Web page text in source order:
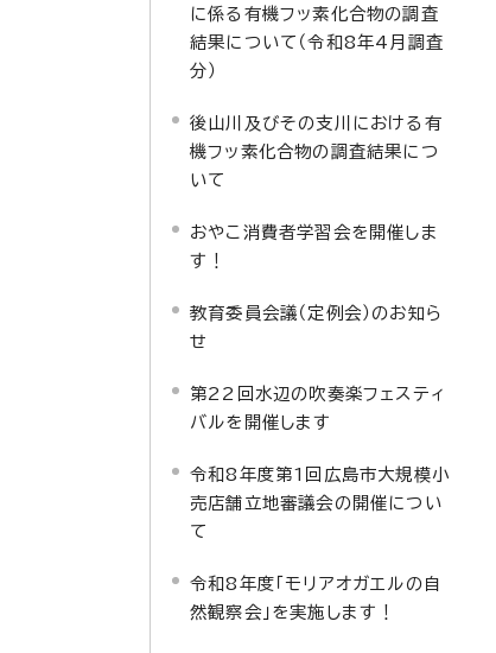
に係る有機フッ素化合物の調査
結果について（令和8年4月調査
分）
後山川及びその支川における有
機フッ素化合物の調査結果につ
いて
おやこ消費者学習会を開催しま
す！
教育委員会議（定例会）のお知ら
せ
第22回水辺の吹奏楽フェスティ
バルを開催します
令和8年度第1回広島市大規模小
売店舗立地審議会の開催につい
て
令和8年度「モリアオガエルの自
然観察会」を実施します！